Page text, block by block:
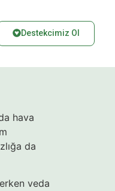
Destekcimiz Ol
hava
da
veda